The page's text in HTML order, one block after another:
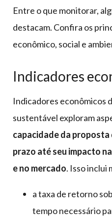
Entre o que monitorar,
destacam. Confira os
econômico, social e
Indicadores
Indicadores econômicos
sustentável exploram
capacidade da proposta
prazo até seu impacto
e no mercado. Isso inclui
a taxa de retorno
tempo necessário